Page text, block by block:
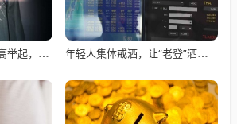
彭慕曦面临的绝非“高高举起，轻轻放下” 年轻人集体戒酒，让“老登”酒企的天快塌了